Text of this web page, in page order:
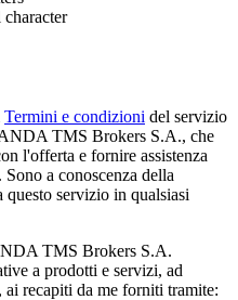
Termini e condizioni del servizio
TMS Brokers S.A., che
l'offerta e fornire assistenza
a conoscenza della
servizio in qualsiasi
TMS Brokers S.A.
a prodotti e servizi, ad
recapiti da me forniti tramite: